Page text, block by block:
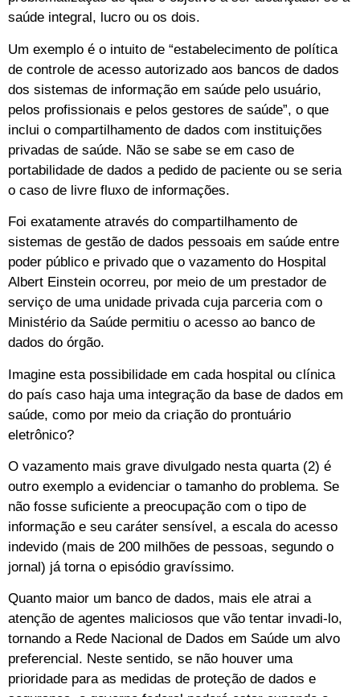
saúde integral, lucro ou os dois.
Um exemplo é o intuito de “estabelecimento de política
de controle de acesso autorizado aos bancos de dados
dos sistemas de informação em saúde pelo usuário,
pelos profissionais e pelos gestores de saúde”, o que
inclui o compartilhamento de dados com instituições
privadas de saúde. Não se sabe se em caso de
portabilidade de dados a pedido de paciente ou se seria
o caso de livre fluxo de informações.
Foi exatamente através do compartilhamento de
sistemas de gestão de dados pessoais em saúde entre
poder público e privado que o vazamento do Hospital
Albert Einstein ocorreu, por meio de um prestador de
serviço de uma unidade privada cuja parceria com o
Ministério da Saúde permitiu o acesso ao banco de
dados do órgão.
Imagine esta possibilidade em cada hospital ou clínica
do país caso haja uma integração da base de dados em
saúde, como por meio da criação do prontuário
eletrônico?
O vazamento mais grave divulgado nesta quarta (2) é
outro exemplo a evidenciar o tamanho do problema. Se
não fosse suficiente a preocupação com o tipo de
informação e seu caráter sensível, a escala do acesso
indevido (mais de 200 milhões de pessoas, segundo o
jornal) já torna o episódio gravíssimo.
Quanto maior um banco de dados, mais ele atrai a
atenção de agentes maliciosos que vão tentar invadi-lo,
tornando a Rede Nacional de Dados em Saúde um alvo
preferencial. Neste sentido, se não houver uma
prioridade para as medidas de proteção de dados e